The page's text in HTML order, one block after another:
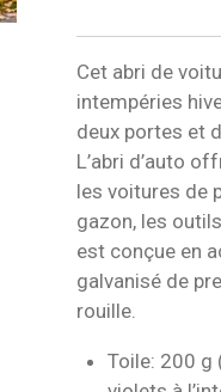
Cet abri de
intempéries
deux portes et
L’abri d’auto
les voitures de
gazon, les
est conçue en
galvanisé de
rouille.
Toile: 200 g